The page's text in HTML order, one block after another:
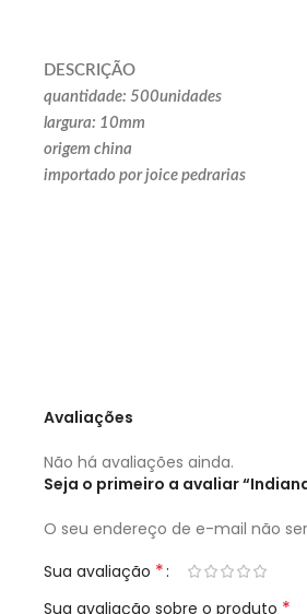
DESCRIÇÃO
quantidade: 500unidades
largura: 10mm
origem china
importado por joice pedrarias
Avaliações
Não há avaliações ainda.
Seja o primeiro a avaliar
O seu endereço de e-mail não
Sua avaliação *
Sua avaliação sobre o produto *